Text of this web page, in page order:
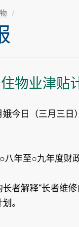
物业津贴
今日（三月三
八年至○九年度财
者解释“长者维
。